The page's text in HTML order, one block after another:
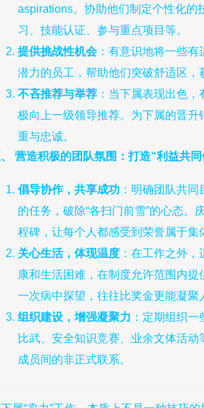
aspirations。协助他们制定个性化的
习、技能认证、参与重点项目等。
提供挑战性机会：有意识地将一些有
潜力的员工，帮助他们突破舒适区，
不吝推荐与举荐 ：当下属表现出色
极向上一级领导推荐。为下属的晋升
重与忠诚。
营造积极的团队氛围：打造“利益共
倡导协作，共享成功 ：明确团队共
的任务，破除“各扫门前雪”的心态。
程碑，让每个人都感受到荣誉属于集
关心生活，体现温度 ：在工作之外
康和生活困难，在制度允许范围内
一次病中探望，往往比奖金更能凝聚
组织建设，增强凝聚力 ：定期组织
比武、安全知识竞赛、业余文体活
成员间的非正式联系。